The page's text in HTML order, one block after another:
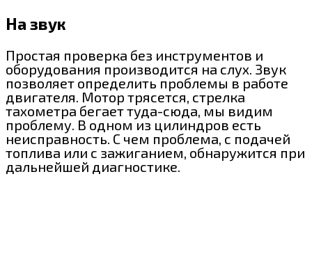
На звук
Простая проверка без инструментов и
оборудования производится на слух. Звук
позволяет определить проблемы в работе
двигателя. Мотор трясется, стрелка
тахометра бегает туда-сюда, мы видим
проблему. В одном из цилиндров есть
неисправность. С чем проблема, с подачей
топлива или с зажиганием, обнаружится при
дальнейшей диагностике.